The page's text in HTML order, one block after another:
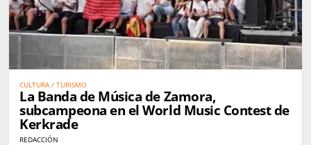
CULTURA / TURISMO
La Banda de Música de Zamora,
subcampeona en el World Music Contest de
Kerkrade
REDACCIÓN